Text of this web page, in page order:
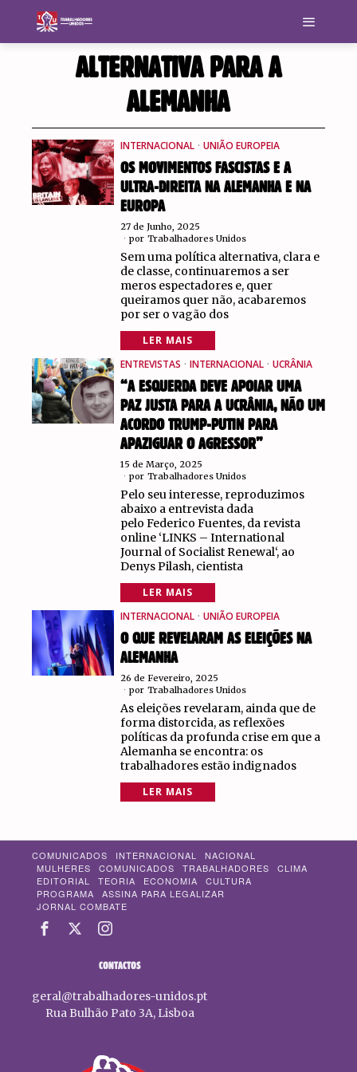
ALTERNATIVA PARA A
ALEMANHA
INTERNACIONAL · UNIÃO EUROPEIA
OS MOVIMENTOS FASCISTAS E A
ULTRA-DIREITA NA ALEMANHA E NA
EUROPA
27 de Junho, 2025
por Trabalhadores Unidos
Sem uma política alternativa, clara e
de classe, continuaremos a ser
meros espectadores e, quer
queiramos quer não, acabaremos
por ser o vagão dos
LER MAIS
ENTREVISTAS · INTERNACIONAL · UCRÂNIA
“A ESQUERDA DEVE APOIAR UMA
PAZ JUSTA PARA A UCRÂNIA, NÃO UM
ACORDO TRUMP-PUTIN PARA
APAZIGUAR O AGRESSOR”
15 de Março, 2025
por Trabalhadores Unidos
Pelo seu interesse, reproduzimos
abaixo a entrevista dada
pelo Federico Fuentes, da revista
online ‘LINKS – International
Journal of Socialist Renewal‘, ao
Denys Pilash, cientista
LER MAIS
INTERNACIONAL · UNIÃO EUROPEIA
O QUE REVELARAM AS ELEIÇÕES NA
ALEMANHA
26 de Fevereiro, 2025
por Trabalhadores Unidos
As eleições revelaram, ainda que de
forma distorcida, as reflexões
políticas da profunda crise em que a
Alemanha se encontra: os
trabalhadores estão indignados
LER MAIS
COMUNICADOS INTERNACIONAL
NACIONAL
MULHERES
COMUNICADOS TRABALHADORES
CLIMA
EDITORIAL
TEORIA ECONOMIA
CULTURA
PROGRAMA
ASSINA PARA LEGALIZAR
JORNAL COMBATE
CONTACTOS
geral@trabalhadores-unidos.pt
Rua Bulhão Pato 3A, Lisboa